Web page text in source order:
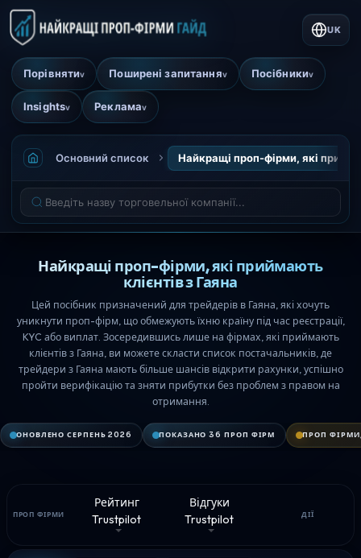
Порівнятиv Поширені запитанняv Посібникиv
Insightsv Рекламаv
UK
Основний список Найкращі проп-фірми, які
Найкращі проп-фірми, які приймають
клієнтів з Гаяна
Цей посібник призначений для трейдерів в Гаяна, які хочуть
уникнути проп-фірм, що обмежують їхню країну під час реєстрації,
KYC або виплат. Зосередившись лише на фірмах, які приймають
клієнтів з Гаяна, ви можете скласти список постачальників, де
трейдери з Гаяна мають більше шансів відкрити рахунки, успішно
пройти верифікацію та зняти прибутки без проблем з правом на
отримання.
ОНОВЛЕНО СЕРПЕНЬ 2026 ПОКАЗАНО 36 ПРОП ФІРМ ПРОП
ПРОП ФІРМИ
Рейтинг
Trustpilot
Відгуки
Trustpilot
ДІЇ